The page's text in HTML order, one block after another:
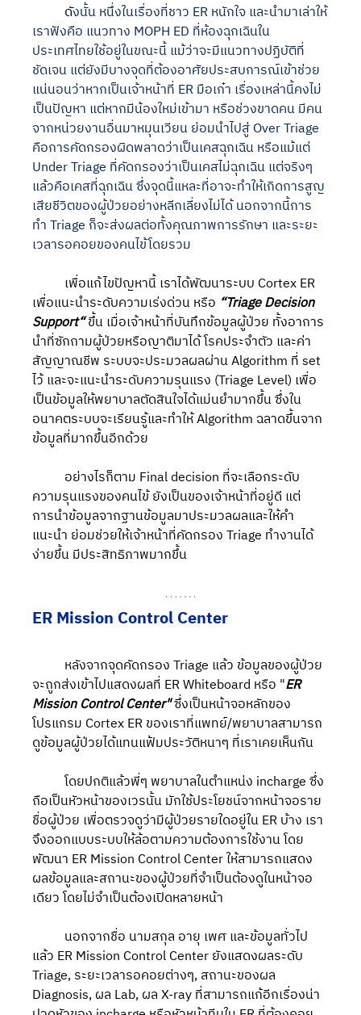
	ดั
งนั้น หนึ่งในเรื่องที่ชาว ER หนักใจ และนำมาเล่าให้
เราฟังคือ แนวทาง MOPH ED ที่ห้องฉุกเฉินใน
ประเทศไทยใช้อยู่ในขณะนี้ แม้ว่าจะมีแนวทางปฏิบัติที่
ชัดเจน แต่ยังมีบางจุดที่ต้องอาศัยประสบการณ์เข้าช่วย
แน่นอนว่าหากเป็นเจ้าหน้าที่ ER มือเก๋า เรื่องเหล่านี้คงไม่
เป็นปัญหา แต่หากมีน้องใหม่เข้ามา หรือช่วงขาดคน มีคน
จากหน่วยงานอื่นมาหมุนเวียน ย่อมนำไปสู่ Over Triage
คือการคัดกรองผิดพลาดว่าเป็นเคสฉุกเฉิน หรือแม้แต่
Under Triage ที่คัดกรองว่าเป็นเคสไม่ฉุกเฉิน แต่จริงๆ
แล้วคือเคสที่ฉุกเฉิน ซึ่งจุดนี้แหละที่อาจะทำให้เกิดการสูญ
เสียชีวิตของผู้ป่วยอย่างหลีกเลี่ยงไม่ได้ นอกจากนี้การ
ทำ Triage ก็จะส่งผลต่อทั้งคุณภาพการรักษา และระยะ
เวลารอคอยของคนไข้โดยรวม
เพื่อแนะนำระดับความเร่งด่วน หรือ “Triage Decision
Support“ ขึ้น เมื่อเจ้าหน้าที่บันทึกข้อมูลผู้ป่วย ทั้งอาการ
นำที่ซักถามผู้ป่วยหรือญาติมาได้ โรคประจำตัว และค่า
สัญญาณชีพ ระบบจะประมวลผลผ่าน Algorithm ที่ set
ไว้ และจะแนะนำระดับความรุนแรง (Triage Level) เพื่อ
เป็นข้อมูลให้พยาบาลตัดสินใจได้แม่นยำมากขึ้น ซึ่งใน
อนาคตระบบจะเรียนรู้และทำให้ Algorithm ฉลาดขึ้นจาก
ข้อมูลที่มากขึ้นอีกด้วย
ความรุนแรงของคนไข้ ยังเป็นของเจ้าหน้าที่อยู่ดี แต่
การนำข้อมูลจากฐานข้อมูลมาประมวลผลและให้คำ
แนะนำ ย่อมช่วยให้เจ้าหน้าที่คัดกรอง Triage ทำงานได้
ง่ายขึ้น มีประสิทธิภาพมากขึ้น
ER Mission Control Center
จะถูกส่งเข้าไปแสดงผลที่ ER Whiteboard หรือ "ER
Mission Control Center" ซึ่งเป็นหน้าจอหลักของ
โปรแกรม Cortex ER ของเราที่แพทย์/พยาบาลสามารถ
ดูข้อมูลผู้ป่วยได้แทนแฟ้มประวัติหนาๆ ที่เราเคยเห็นกัน
	โดยปกติแล้วพี่ๆ พยาบาลในตำแหน่ง incharge ซึ่ง
ถือเป็นหัวหน้าของเวรนั้น มักใช้ประโยชน์จากหน้าจอราย
ชื่อผู้ป่วย เพื่อตรวจดูว่ามีผู้ป่วยรายใดอยู่ใน ER บ้าง เรา
จึงออกแบบระบบให้ล้อตามความต้องการใช้งาน โดย
พัฒนา ER Mission Control Center ให้สามารถแสดง
ผลข้อมูลและสถานะของผู้ป่วยที่จำเป็นต้องดูในหน้าจอ
เดียว โดยไม่จำเป็นต้องเปิดหลายหน้า
แล้ว ER Mission Control Center ยังแสดงผลระดับ
Triage, ระยะเวลารอคอยต่างๆ, สถานะของผล
Diagnosis, ผล Lab, ผล X-ray ที่สามารถแก้อีกเรื่องน่า